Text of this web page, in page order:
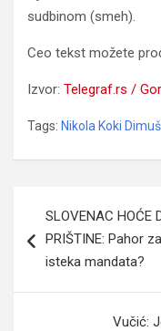
sudbinom (smeh).
Ceo tekst možete
Izvor: Telegraf.rs /
Tags: Nikola Koki
članaka
SLOVENAC HOĆE
PRIŠTINE: Pahor
isteka mandata?
Vučić: